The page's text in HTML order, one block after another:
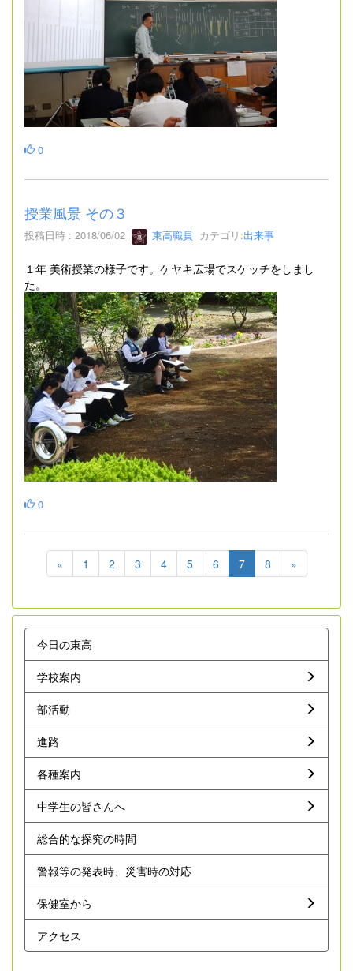
0
授業風景 その３
投稿日時 : 2018/06/02 東高職員 カテゴリ:出来事
１年 美術授業の様子です。ケヤキ広場でスケッチをしまし
た。
0
« 1 2 3 4 5 6 7 8 »
今日の東高
学校案内
部活動
進路
各種案内
中学生の皆さんへ
総合的な探究の時間
警報等の発表時、災害時の対応
保健室から
アクセス